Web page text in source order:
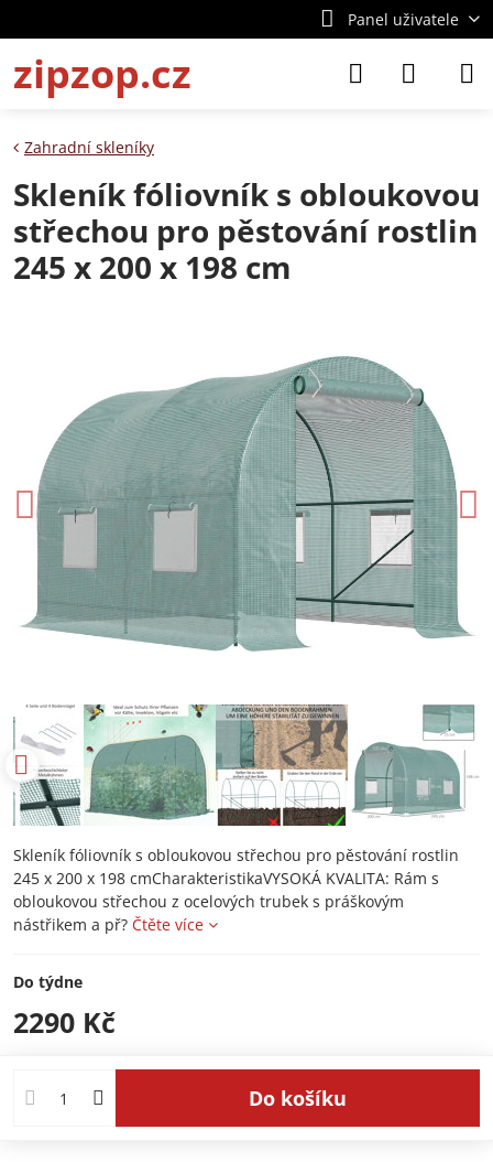
Panel uživatele
zipzop.cz
Zahradní skleníky
Skleník fóliovník s obloukovou
střechou pro pěstování rostlin
245 x 200 x 198 cm
Skleník fóliovník s obloukovou střechou pro pěstování rostlin
245 x 200 x 198 cmCharakteristikaVYSOKÁ KVALITA: Rám s
obloukovou střechou z ocelových trubek s práškovým
nástřikem a př? Čtěte více
Do týdne
2290 Kč
Do košíku